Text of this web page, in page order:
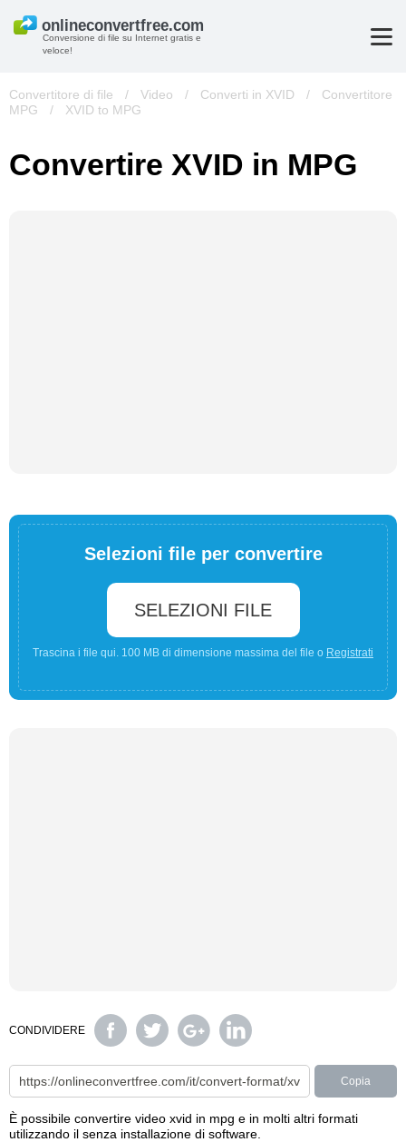
Conversione di file su Internet gratis e
veloce!
Convertitore di file / Video / Converti in XVID /
Convertitore
MPG
/ XVID to MPG
Convertire XVID in MPG
Selezioni file per convertire
SELEZIONI FILE
Trascina i file qui. 100 MB di dimensione massima del file o Registrati
CONDIVIDERE
Copia
È possibile convertire video xvid in mpg e in molti altri formati
utilizzando il senza installazione di software.